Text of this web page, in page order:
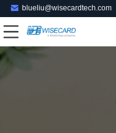
blueliu@wisecardtech.com